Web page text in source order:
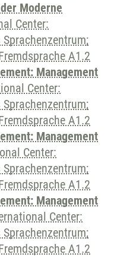
Moderne
Center:
A1.2
Management
Center:
A1.2
Management
Center:
A1.2
Management
Center:
A1.2